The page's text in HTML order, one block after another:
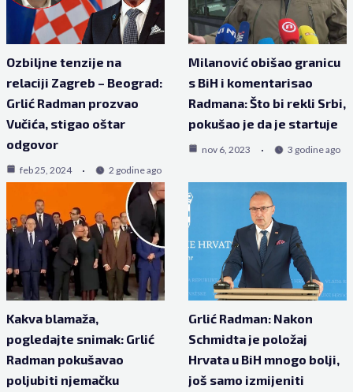
Ozbiljne tenzije na
relaciji Zagreb – Beograd:
Grlić Radman prozvao
Vučića, stigao oštar
odgovor
feb 25, 2024 2 godine ago
Milanović obišao granicu
s BiH i komentarisao
Radmana: Što bi rekli Srbi,
pokušao je da je startuje
nov 6, 2023 3 godine ago
Kakva blamaža,
pogledajte snimak: Grlić
Radman pokušavao
poljubiti njemačku
Grlić Radman: Nakon
Schmidta je položaj
Hrvata u BiH mnogo bolji,
još samo izmijeniti